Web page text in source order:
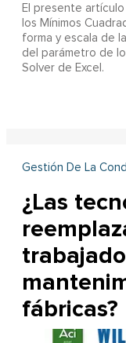
El presente
los Mínimos
forma y escala de
del parámetro de
Solver de Excel.
Gestión De La
¿Las
fábricas?